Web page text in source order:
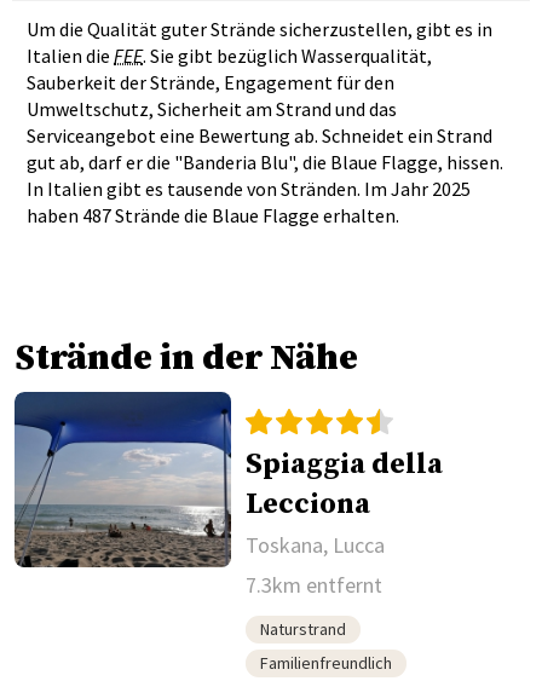
Um die Qualität guter Strände sicherzustellen, gibt es in
Italien die FEE. Sie gibt bezüglich Wasserqualität,
Sauberkeit der Strände, Engagement für den
Umweltschutz, Sicherheit am Strand und das
Serviceangebot eine Bewertung ab. Schneidet ein Strand
gut ab, darf er die "Banderia Blu", die Blaue Flagge, hissen.
In Italien gibt es tausende von Stränden. Im Jahr 2025
haben 487 Strände die Blaue Flagge erhalten.
Strände in der Nähe
Spiaggia della
Lecciona
Toskana, Lucca
7.3km entfernt
Naturstrand
Familienfreundlich